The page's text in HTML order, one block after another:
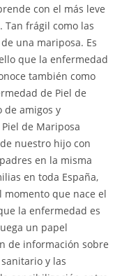
con el más leve
Tan frágil como las
una mariposa. Es
que la enfermedad
también como
de Piel de
de amigos y
de Mariposa
nuestro hijo con
en la misma
en toda España,
momento que nace el
la enfermedad es
un papel
de información sobre
y las